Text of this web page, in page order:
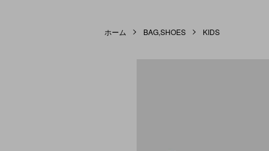
ホーム BAG,SHOES KIDS